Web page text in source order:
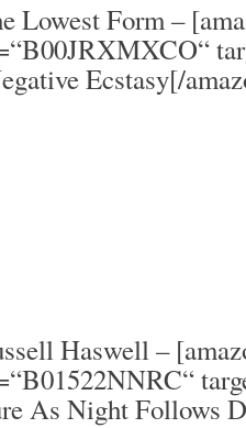
Lowest Form–
Ecstasy[/
Haswell–
As Night Follows